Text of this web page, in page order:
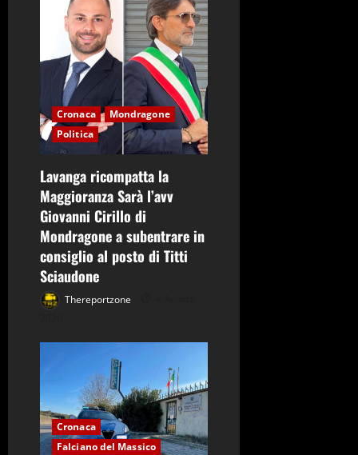
Cronaca
Mondragone
Politica
Lavanga ricompatta la
Maggioranza Sarà l’avv
Giovanni Cirillo di
Mondragone a subentrare in
consiglio al posto di Titti
Sciaudone
Thereportzone
Cronaca
Falciano del Massico